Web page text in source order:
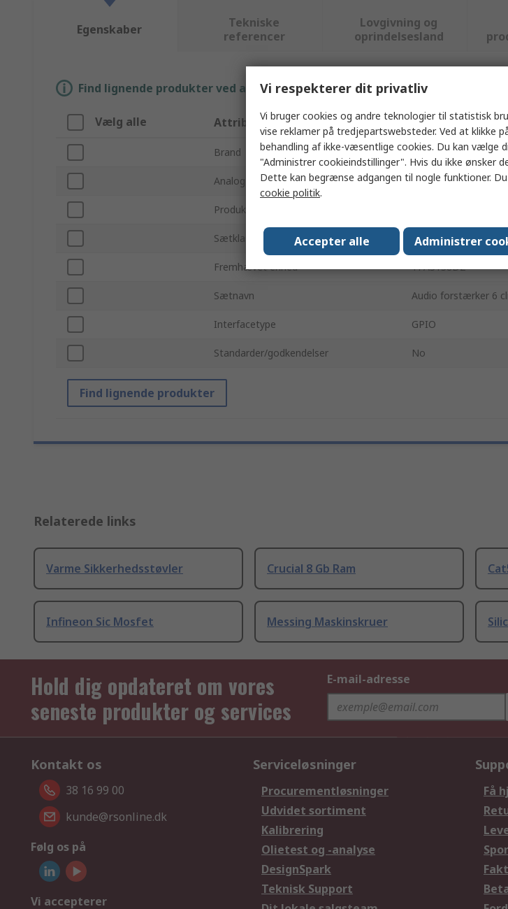
Egenskaber
Tekniske
referencer
Lovgivning og
oprindelsesland
Find lignende produkter ved at vælge én eller flere attributter.
Vælg alle Attribut Værdi
Brand MikroElektronika
Analog funktion Audioforstærker
Produkttype
Sætklassifikation Click-tavle
Fremhævet enhed TPA3138D2
Sætnavn Audio forstærker 6
Interfacetype GPIO
Standarder/godkendelser No
Find lignende produkter
Relaterede links
Varme Sikkerhedsstøvler Crucial 8 Gb Ram
Infineon Sic Mosfet Messing Maskinskruer
Hold dig opdateret om vores
seneste produkter og services
E-mail-adresse
Kontakt os
38 16 99 00
kunde@rsonline.dk
Følg os på
Vi accepterer
Serviceløsninger
Procurementløsninger
Udvidet sortiment
Kalibrering
Olietest og -analyse
DesignSpark
Teknisk Support
Få
Vi respekterer dit privatliv
Vi bruger cookies og andre teknologier til statistisk
vise reklamer på tredjepartswebsteder. Ved at klikke
behandling af ikke-væsentlige cookies. Du kan vælge
"Administrer cookieindstillinger". Hvis du ikke ønsker
Dette kan begrænse adgangen til nogle funktioner.
cookie politik.
Accepter alle Administrer